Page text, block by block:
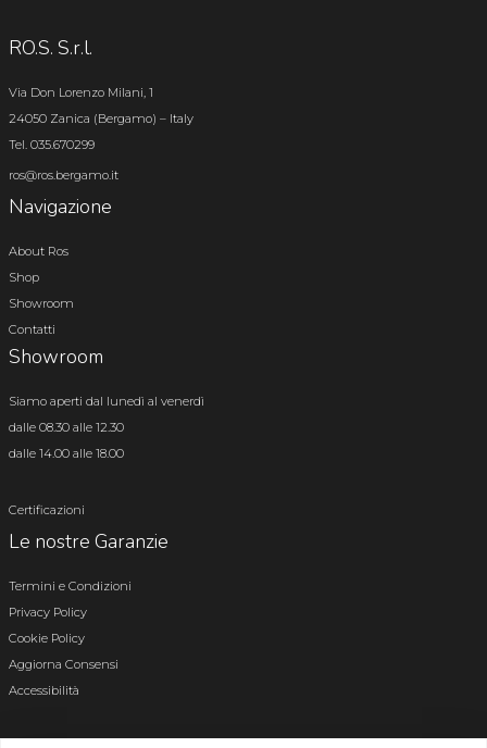
RO.S. S.r.l.
Via Don Lorenzo Milani, 1
24050 Zanica (Bergamo) – Italy
Tel. 035.670299
ros@ros.bergamo.it
Navigazione
About Ros
Shop
Showroom
Contatti
Showroom
Siamo aperti dal lunedì al venerdì
dalle 08.30 alle 12.30
dalle 14.00 alle 18.00
Certificazioni
Le nostre Garanzie
Termini e Condizioni
Privacy Policy
Cookie Policy
Aggiorna Consensi
Accessibilità